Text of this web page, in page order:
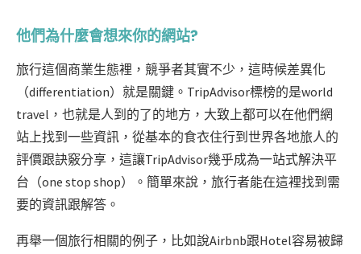
他們為什麼會想來你的網站?
旅行這個商業生態裡，競爭者其實不少，這時候差異化
（differentiation）就是關鍵。TripAdvisor標榜的是world
travel，也就是人到的了的地方，大致上都可以在他們網
站上找到一些資訊，從基本的食衣住行到世界各地旅人的
評價跟訣竅分享，這讓TripAdvisor幾乎成為一站式解決平
台（one stop shop）。簡單來說，旅行者能在這裡找到需
要的資訊跟解答。
再舉一個旅行相關的例子，比如說Airbnb跟Hotel容易被歸